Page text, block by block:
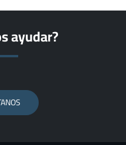
ayudar?